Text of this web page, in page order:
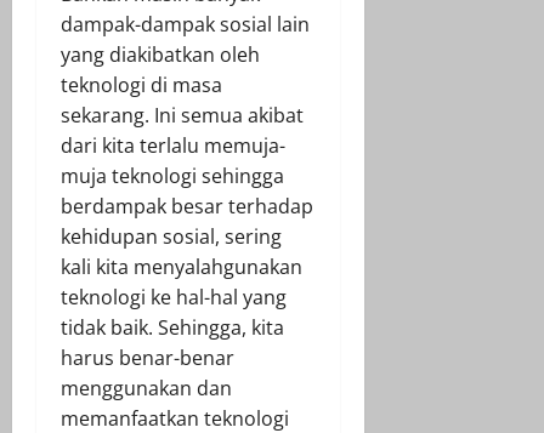
dampak-dampak sosial lain
yang diakibatkan oleh
teknologi di masa
sekarang. Ini semua akibat
dari kita terlalu memuja-
muja teknologi sehingga
berdampak besar terhadap
kehidupan sosial, sering
kali kita menyalahgunakan
teknologi ke hal-hal yang
tidak baik. Sehingga, kita
harus benar-benar
menggunakan dan
memanfaatkan teknologi